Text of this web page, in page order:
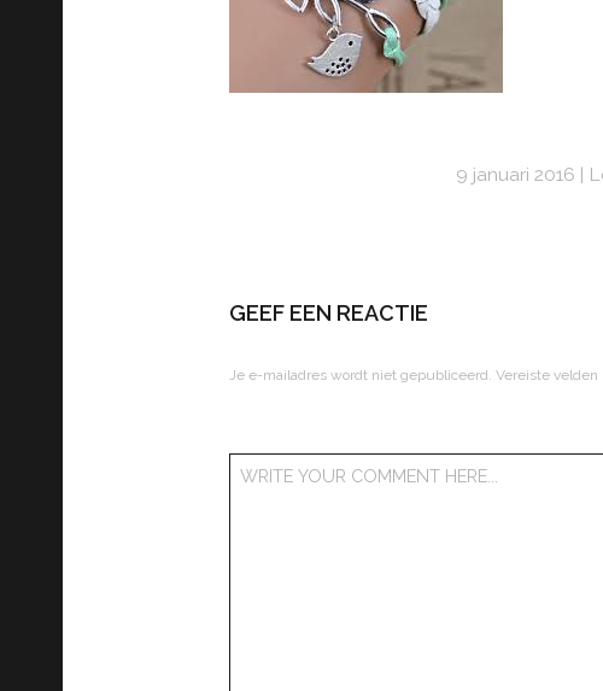
9 januari 2016
GEEF EEN REACTIE
Je e-mailadres wordt niet gepubliceerd. Vereiste